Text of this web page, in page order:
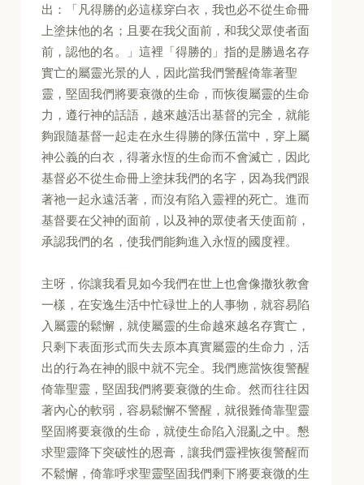
出：「凡得勝的必這樣穿白衣，我也必不從生命冊
上塗抹他的名；且要在我父面前，和我父眾使者面
前，認他的名。」這裡「得勝的」指的是勝過名存
實亡的屬靈光景的人，因此當我們警醒倚靠著聖
靈，堅固我們將要衰微的生命，而恢復屬靈的生命
力，遵行神的話語，越來越活出基督的完全，就能
夠跟隨基督一起走在永生得勝的隊伍當中，穿上屬
神公義的白衣，得著永恆的生命而不會滅亡，因此
基督必不從生命冊上塗抹我們的名字，因為我們跟
著祂一起永遠活著，而沒有陷入靈裡的死亡。進而
基督要在父神的面前，以及神的眾使者天使面前，
承認我們的名，使我們能夠進入永恆的國度裡。
主呀，你讓我看見如今我們在世上也會像撒狄教會
一樣，在安逸生活中忙碌世上的人事物，就容易陷
入屬靈的鬆懈，就使屬靈的生命越來越名存實亡，
只剩下表面形式而失去原本真實屬靈的生命力，活
出的行為在神的眼中就不完全。我們應當恢復警醒
倚靠聖靈，堅固我們將要衰微的生命。然而往往因
著內心的軟弱，容易鬆懈不警醒，就很難倚靠聖靈
堅固將要衰微的生命，就使生命陷入混亂之中。懇
求聖靈降下突破性的恩膏，讓我們靈裡恢復警醒而
不鬆懈，倚靠呼求聖靈堅固我們剩下將要衰微的生